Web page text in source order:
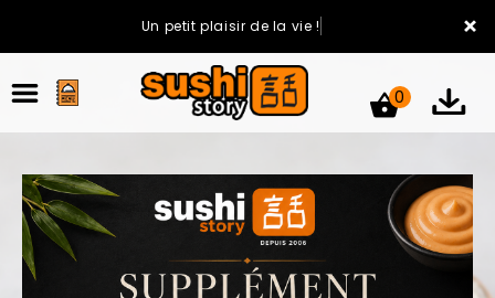
×
Un petit plaisir de la vie !
0